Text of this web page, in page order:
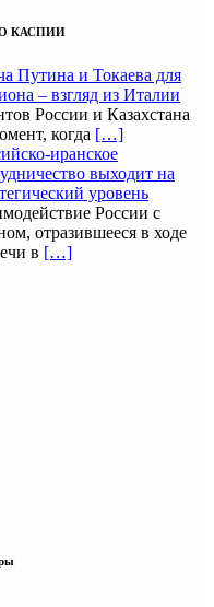
КАСПИИ
Путина и Токаева для
– взгляд из Италии
России и Казахстана
когда […]
иранское
выходит на
уровень
России с
отразившееся в ходе
в […]